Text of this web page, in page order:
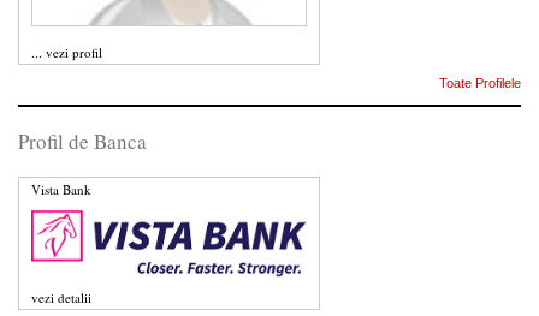
... vezi profil
Toate Profilele
Profil de Banca
Vista Bank
vezi detalii